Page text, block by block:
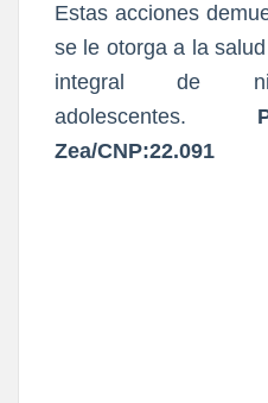
Estas acciones
se le otorga a la
integral de
adolescentes.
Zea/CNP:22.091